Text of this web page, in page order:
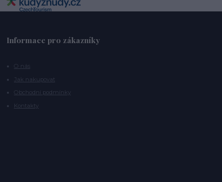
Informace pro zákazníky
O nás
Jak nakupovat
Obchodní podmínky
Kontakty